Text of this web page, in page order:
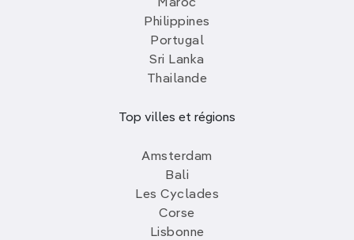
Maroc
Philippines
Portugal
Sri Lanka
Thailande
Top villes et régions
Amsterdam
Bali
Les Cyclades
Corse
Lisbonne